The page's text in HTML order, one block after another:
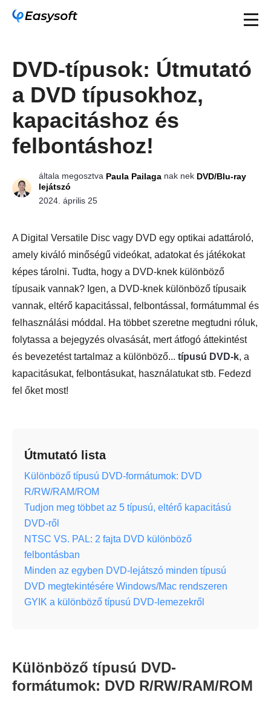
DVD-típusok: Útmutató
a DVD típusokhoz,
kapacitáshoz és
felbontáshoz!
általa megosztva Paula Pailaga nak nek DVD/Blu-ray
lejátszó
2024. április 25
A Digital Versatile Disc vagy DVD egy optikai adattároló,
amely kiváló minőségű videókat, adatokat és játékokat
képes tárolni. Tudta, hogy a DVD-knek különböző
típusaik vannak? Igen, a DVD-knek különböző típusaik
vannak, eltérő kapacitással, felbontással, formátummal és
felhasználási móddal. Ha többet szeretne megtudni róluk,
folytassa a bejegyzés olvasását, mert átfogó áttekintést
és bevezetést tartalmaz a különböző... típusú DVD-k, a
kapacitásukat, felbontásukat, használatukat stb. Fedezd
fel őket most!
Útmutató lista
Különböző típusú DVD-formátumok: DVD
R/RW/RAM/ROM
Tudjon meg többet az 5 típusú, eltérő kapacitású
DVD-ről
NTSC VS. PAL: 2 fajta DVD különböző
felbontásban
Minden az egyben DVD-lejátszó minden típusú
DVD megtekintésére Windows/Mac rendszeren
GYIK a különböző típusú DVD-lemezekről
Különböző típusú DVD-
formátumok: DVD R/RW/RAM/ROM